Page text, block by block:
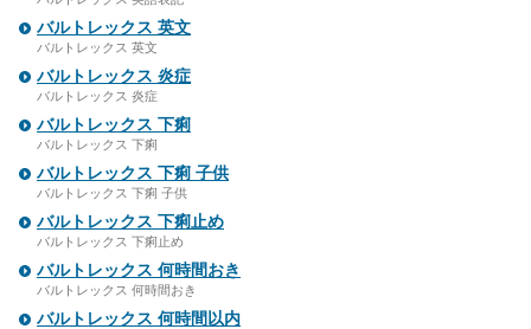
バルトレックス 英文
バルトレックス 英文
バルトレックス 炎症
バルトレックス 炎症
バルトレックス 下痢
バルトレックス 下痢
バルトレックス 下痢 子供
バルトレックス 下痢 子供
バルトレックス 下痢止め
バルトレックス 下痢止め
バルトレックス 何時間おき
バルトレックス 何時間おき
バルトレックス 何時間以内